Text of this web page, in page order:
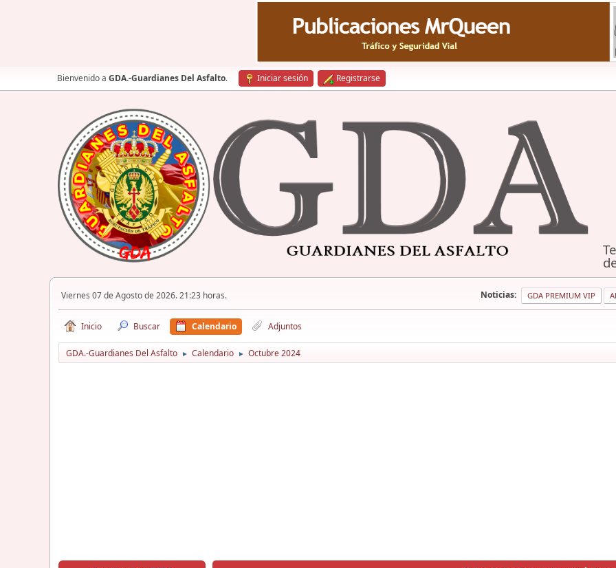
Bienvenido a GDA.-Guardianes Del Asfalto. Iniciar sesión Registrarse
Viernes 07 de Agosto de 2026. 21:23 horas. Noticias: GDA PREMIUM VIP
Inicio Buscar Calendario Adjuntos
GDA.-Guardianes Del Asfalto ► Calendario ► Octubre 2024